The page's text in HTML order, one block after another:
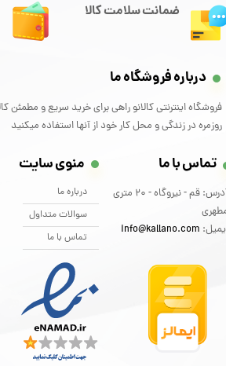
ضمانت سلامت کالا
درباره فروشگاه ما
فروشگاه اینترنتی کالانو راهی برای خرید سریع و
روزمره در زندگی و محل کار خود از آنها استفاده میکنید
تماس با ما
آدرس: قم - نیروگاه - 20 متری
info@kallano.com​​​​​​​
منوی سایت
درباره ما
سوالات متداول
تماس با ما